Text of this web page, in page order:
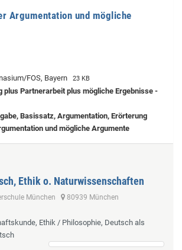
Argumentation und mögliche
FOS, Bayern 23 KB
plus Partnerarbeit plus mögliche Ergebnisse -
Basissatz, Argumentation, Erörterung
und mögliche Argumente
Ethik o. Naturwissenschaften
München 80939 München
Ethik / Philosophie, Deutsch als